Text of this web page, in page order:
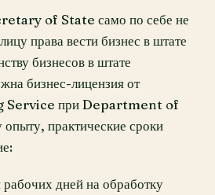
of State само по себе не
права вести бизнес в штате
бизнесов в штате
бизнес-лицензия от
Service при Department of
практические сроки
рабочих дней на обработку